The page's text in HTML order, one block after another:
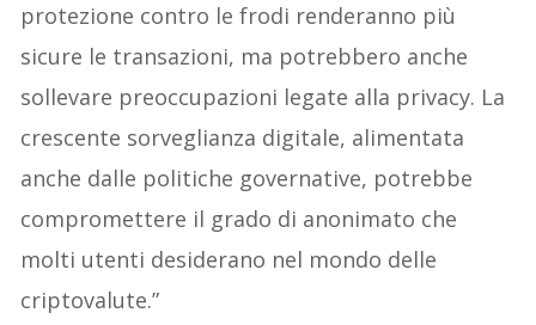
protezione contro le frodi renderanno più
sicure le transazioni, ma potrebbero anche
sollevare preoccupazioni legate alla privacy. La
crescente sorveglianza digitale, alimentata
anche dalle politiche governative, potrebbe
compromettere il grado di anonimato che
molti utenti desiderano nel mondo delle
criptovalute.”